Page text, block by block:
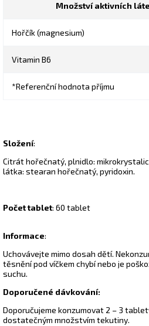
Množství aktivních
Hořčík (magnesium)
Vitamin B6
*Referenční hodnota příjmu
Složení:
Citrát hořečnatý, plnidlo:
látka: stearan hořečnatý, pyridoxin.
Počet tablet: 60 tablet
Informace:
Uchovávejte mimo dosah dětí.
těsnění pod víčkem chybí nebo je
suchu.
Doporučené dávkování:
Doporučujeme konzumovat 2 – 3
dostatečným množstvím tekutiny.